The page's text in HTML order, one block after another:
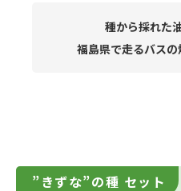
種から採れた
福島県で走るバスの
”きずな”の種 セット